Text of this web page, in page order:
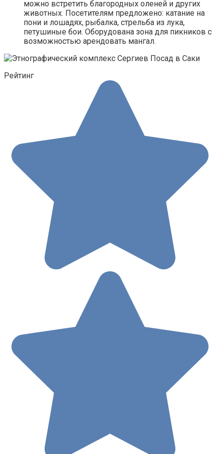
можно встретить благородных оленей и других
животных. Посетителям предложено: катание на
пони и лошадях, рыбалка, стрельба из лука,
петушиные бои. Оборудована зона для пикников с
возможностью арендовать мангал.
Рейтинг